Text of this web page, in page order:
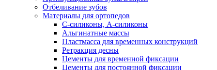
Отбеливание зубов
Материалы для ортопедов
C-силиконы, А-силиконы
Альгинатные массы
Пластмасса для временных конструкций
Ретракция десны
Цементы для временной фиксации
Цементы для постоянной фиксации